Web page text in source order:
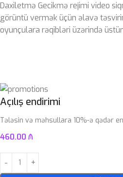
Daxiletmə Gecikmə rejimi video
görüntü vermək üçün əlavə
oyunçulara rəqibləri üzərində
Açılış endirimi
Tələsin və məhsullara 10%-ə qədər
460.00 ₼